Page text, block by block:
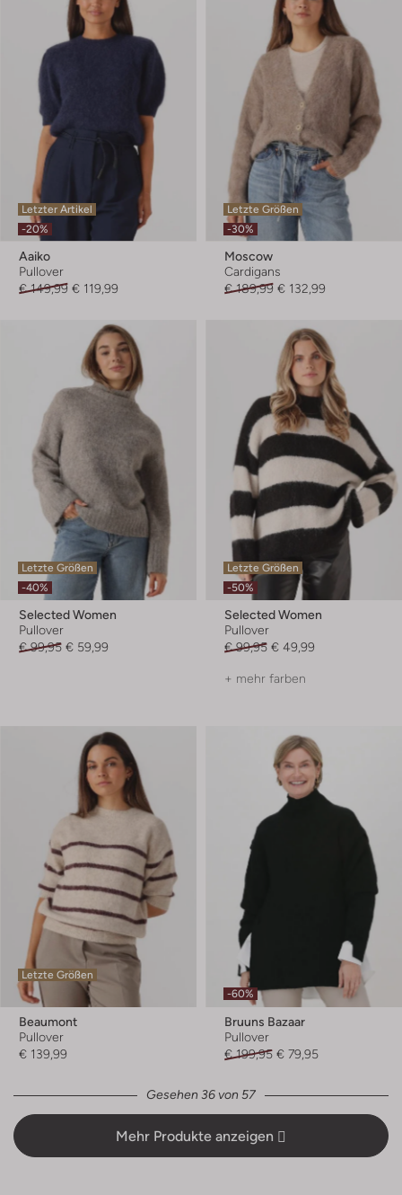
Letzter Artikel
-20%
Aaiko
Pullover
€ 149,99 € 119,99
Letzte Größen
-30%
Moscow
Cardigans
€ 189,99 € 132,99
Letzte Größen
-40%
Selected Women
Pullover
€ 99,95 € 59,99
Letzte Größen
-50%
Selected Women
Pullover
€ 99,95 € 49,99
+ mehr farben
Letzte Größen
Beaumont
Pullover
€ 139,99
-60%
Bruuns Bazaar
Pullover
€ 199,95 € 79,95
Gesehen 36 von 57
Mehr Produkte anzeigen